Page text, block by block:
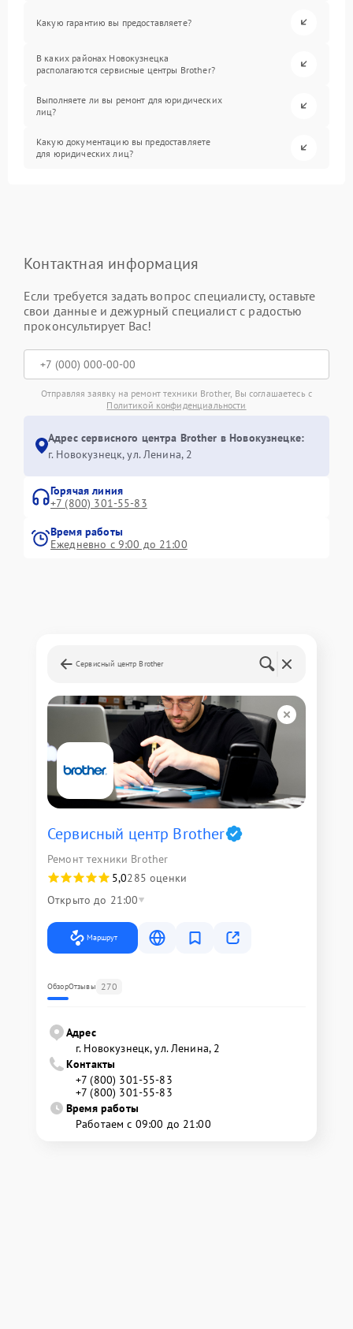
Какую гарантию вы предоставляете?
В каких районах Новокузнецка
располагаются сервисные центры Brother?
Выполняете ли вы ремонт для юридических
лиц?
Какую документацию вы предоставляете
для юридических лиц?
Контактная информация
Если требуется задать вопрос специалисту, оставьте
свои данные и дежурный специалист с радостью
проконсультирует Вас!
Отправляя заявку на ремонт техники Brother, Вы соглашаетесь с
Политикой конфиденциальности
Адрес сервисного центра Brother в Новокузнецке:
г. Новокузнецк, ул. Ленина, 2
Горячая линия
+7 (800) 301-55-83
Время работы
Ежедневно с 9:00 до 21:00
Сервисный центр Brother
Сервисный центр Brother
Ремонт техники Brother
5,0285 оценки
Открыто до 21:00
Маршрут
ОбзорОтзывы 270
Адрес
г. Новокузнецк, ул. Ленина, 2
Контакты
+7 (800) 301-55-83
+7 (800) 301-55-83
Время работы
Работаем с 09:00 до 21:00